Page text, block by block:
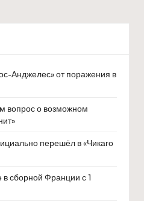
Анджелес» от поражения в
вопрос о возможном
перешёл в «Чикаго
в сборной Франции с 1